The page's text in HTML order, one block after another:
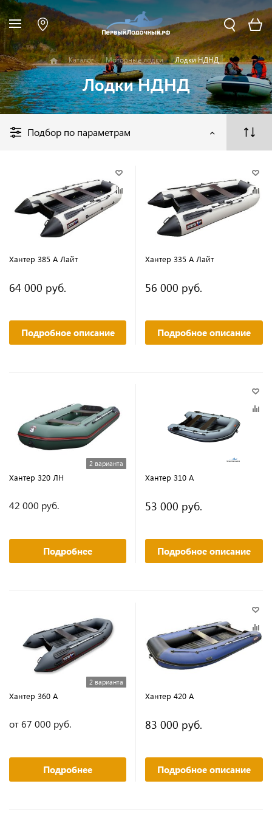
Каталог Моторные лодки Лодки НДНД
Лодки НДНД
Подбор по параметрам
Хантер 385 А Лайт
64 000 руб.
Подробное описание
Хантер 335 А Лайт
56 000 руб.
Подробное описание
2 варианта
Хантер 320 ЛН
42 000 руб.
Подробнее
Хантер 310 А
53 000 руб.
Подробное описание
2 варианта
Хантер 360 А
от 67 000 руб.
Подробнее
Хантер 420 А
83 000 руб.
Подробное описание